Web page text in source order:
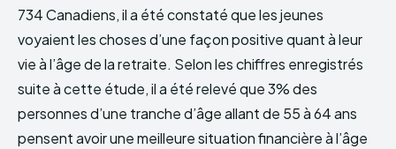
734 Canadiens, il a été constaté que les jeunes
voyaient les choses d’une façon positive quant à leur
vie à l’âge de la retraite. Selon les chiffres enregistrés
suite à cette étude, il a été relevé que 3% des
personnes d’une tranche d’âge allant de 55 à 64 ans
pensent avoir une meilleure situation financière à l’âge